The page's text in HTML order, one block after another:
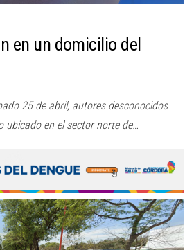
en un domicilio del
25 de abril, autores desconocidos
ubicado en el sector norte de…